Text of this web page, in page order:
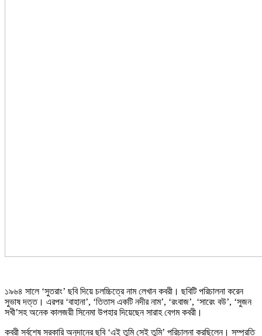
১৯৬৪ সালে ‘সুতরাং’ ছবি দিয়ে চলচ্চিত্রে নাম লেখান কবরী। ছবিটি পরিচালনা করেন
সুভাষ দত্ত। এরপর ‘বাহানা’, ‘তিতাস একটি নদীর নাম’, ‘রংবাজ’, ‘সারেং বউ’, ‘সুজন
সখী’সহ অনেক কালজয়ী সিনেমা উপহার দিয়েছেন সারাহ বেগম কবরী।
কবরী সর্বশেষ সরকারি অনুদানের ছবি ‘এই তুমি সেই তুমি’ পরিচালনা করছিলেন। সম্প্রতি